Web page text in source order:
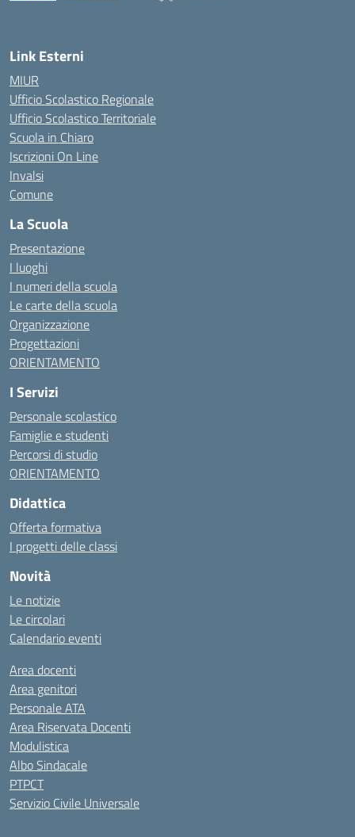
Link Esterni
MIUR
Ufficio Scolastico Regionale
Ufficio Scolastico Territoriale
Scuola in Chiaro
Iscrizioni On Line
Invalsi
Comune
La Scuola
Presentazione
I luoghi
I numeri della scuola
Le carte della scuola
Organizzazione
Progettazioni
ORIENTAMENTO
I Servizi
Personale scolastico
Famiglie e studenti
Percorsi di studio
ORIENTAMENTO
Didattica
Offerta formativa
I progetti delle classi
Novità
Le notizie
Le circolari
Calendario eventi
Area docenti
Area genitori
Personale ATA
Area Riservata Docenti
Modulistica
Albo Sindacale
PTPCT
Servizio Civile Universale